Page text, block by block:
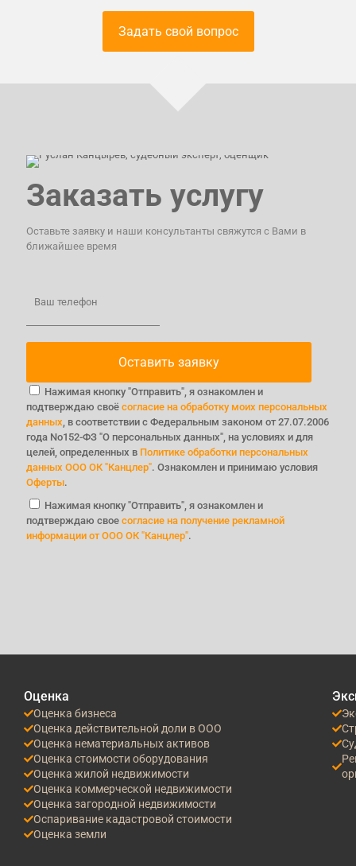
Задать свой вопрос
Заказать услугу
Оставьте заявку и наши консультанты свяжутся с Вами в
ближайшее время
Ваш телефон
Нажимая кнопку "Отправить", я ознакомлен и
подтверждаю своё согласие на обработку моих персональных
данных, в соответствии с Федеральным законом от 27.07.2006
года No152-ФЗ "О персональных данных", на условиях и для
целей, определенных в Политике обработки персональных
данных ООО ОК "Канцлер". Ознакомлен и принимаю условия
Оферты.
Нажимая кнопку "Отправить", я ознакомлен и
подтверждаю свое согласие на получение рекламной
информации от ООО ОК "Канцлер".
Оценка
Оценка бизнеса
Оценка действительной доли в ООО
Оценка нематериальных активов
Оценка стоимости оборудования
Оценка жилой недвижимости
Оценка коммерческой недвижимости
Оценка загородной недвижимости
Оспаривание кадастровой стоимости
Оценка земли